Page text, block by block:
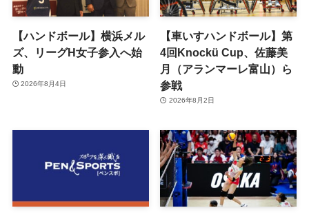
【ハンドボール】横浜メル
ズ、リーグH女子参入へ始
動
2026年8月4日
【車いすハンドボール】第
4回Knockü Cup、佐藤美
月（アランマーレ富山）ら
参戦
2026年8月2日